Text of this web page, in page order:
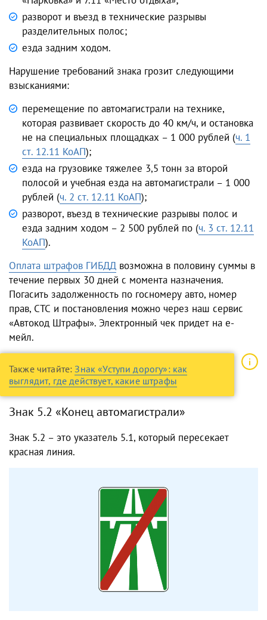
разворот и въезд в технические разрывы
разделительных полос;
езда задним ходом.
Нарушение требований знака грозит следующими
взысканиями:
перемещение по автомагистрали на технике,
которая развивает скорость до 40 км/ч, и остановка
не на специальных площадках – 1 000 рублей (ч. 1
ст. 12.11 КоАП);
езда на грузовике тяжелее 3,5 тонн за второй
полосой и учебная езда на автомагистрали – 1 000
рублей (ч. 2 ст. 12.11 КоАП);
разворот, въезд в технические разрывы полос и
езда задним ходом – 2 500 рублей по (ч. 3 ст. 12.11
КоАП).
Оплата штрафов ГИБДД возможна в половину суммы в
течение первых 30 дней с момента назначения.
Погасить задолженность по госномеру авто, номер
прав, СТС и постановления можно через наш сервис
«Автокод Штрафы». Электронный чек придет на е-
мейл.
Также читайте:Знак «Уступи дорогу»: как
выглядит, где действует, какие штрафы
Знак 5.2 «Конец автомагистрали»
Знак 5.2 – это указатель 5.1, который пересекает
красная линия.